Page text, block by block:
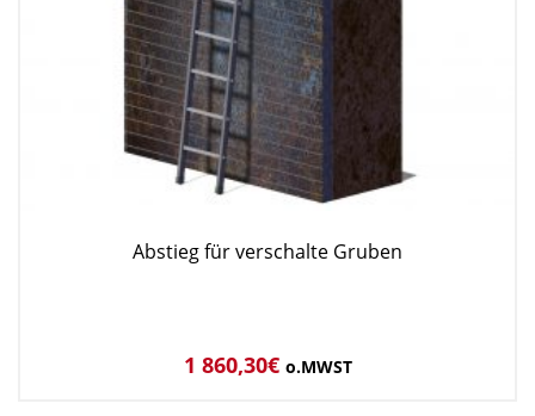
Abstieg für verschalte Gruben
1 860,30€ o.MWST